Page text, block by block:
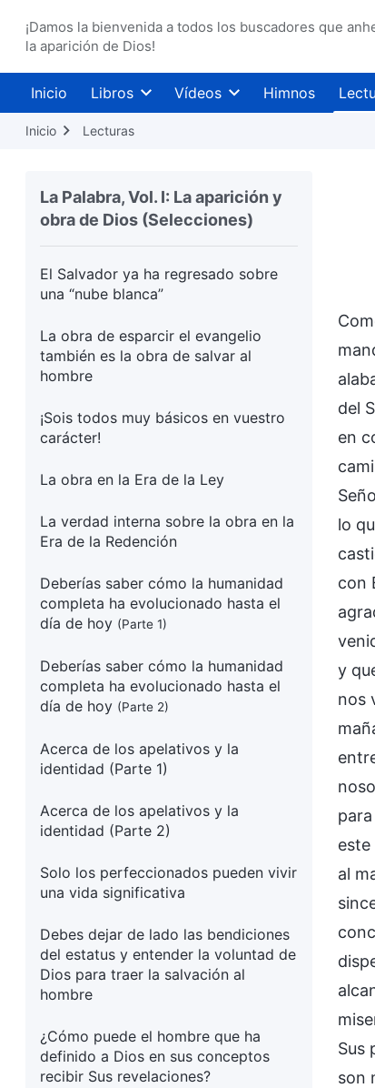
¡Damos la bienvenida a todos los buscadores que
la aparición de Dios!
Inicio Libros Vídeos Himnos
Inicio Lecturas
La Palabra, Vol. I: La aparición y
obra de Dios (Selecciones)
Lo que significa ser una persona
verdadera
¿Qué sabes de la fe?
Cuando las hojas caídas regresen a
Nadie que sea de la carne puede
escapar del día de la ira
El Salvador ya ha regresado sobre
una “nube blanca”
La obra de esparcir el evangelio
también es la obra de salvar al
hombre
¡Sois todos muy básicos en vuestro
carácter!
La obra en la Era de la Ley
La verdad interna sobre la obra en la
Era de la Redención
Deberías saber cómo la humanidad
completa ha evolucionado hasta el
día de hoy (Parte 1)
Deberías saber cómo la humanidad
completa ha evolucionado hasta el
día de hoy (Parte 2)
Acerca de los apelativos y la
identidad (Parte 1)
Acerca de los apelativos y la
identidad (Parte 2)
Solo los perfeccionados pueden vivir
una vida significativa
Debes dejar de lado las bendiciones
del estatus y entender la voluntad de
Dios para traer la salvación al
hombre
¿Cómo puede el hombre que ha
definido a Dios en sus conceptos
recibir Sus revelaciones?
del
en
lo
con
y
nos
este
al
Sus
son